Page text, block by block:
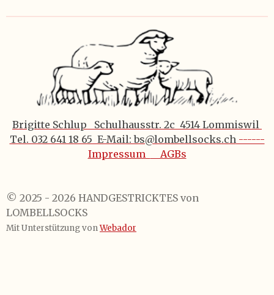
Brigitte Schlup Schulhausstr. 2c 4514 Lommiswil
Tel. 032 641 18 65 E-Mail: bs@lombellsocks.ch------
Impressum
AGBs
© 2025 - 2026 HANDGESTRICKTES von
LOMBELLSOCKS
Mit Unterstützung vonWebador